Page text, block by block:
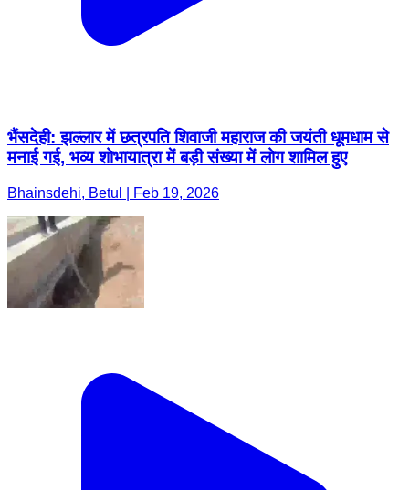
भैंसदेही: झल्लार में छत्रपति शिवाजी महाराज की जयंती धूमधाम से
मनाई गई, भव्य शोभायात्रा में बड़ी संख्या में लोग शामिल हुए
Bhainsdehi, Betul | Feb 19, 2026